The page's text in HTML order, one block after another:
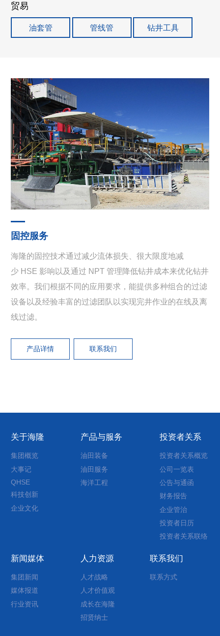
贸易
油套管 管线管 钻井工具
固控服务
海隆的固控技术通过减少流体损失、很大限度地减
少 HSE 影响以及通过 NPT 管理降低钻井成本来优化钻井
效率。我们根据不同的应用要求，能提供多种组合的过滤
设备以及经验丰富的过滤团队以实现完井作业的在线及离
线过滤。
产品详情 联系我们
关于海隆
集团概览
大事记
QHSE
科技创新
企业文化
产品与服务
油田装备
油田服务
海洋工程
投资者关系
投资者关系概览
公司一览表
公告与通函
财务报告
企业管治
投资者日历
投资者关系联络
新闻媒体
集团新闻
媒体报道
行业资讯
人力资源
人才战略
人才价值观
成长在海隆
招贤纳士
联系我们
联系方式